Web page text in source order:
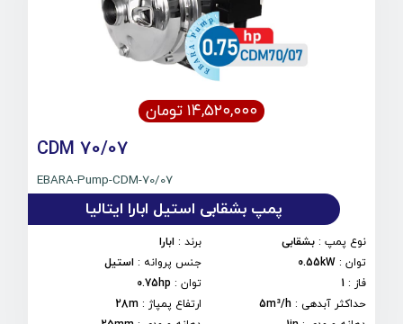
۱۴,۵۲۰,۰۰۰ تومان
CDM 70/07
EBARA-Pump-CDM-70/07
پمپ بشقابی استیل ابارا ایتالیا
نوع پمپ : بشقابی برند: ابارا
توان :
0.55kW جنس پروانه : استیل
فاز :
1 توان:
0.75hp
حداکثر آبدهی :
5m³/h ارتفاع پمپاژ :
28m